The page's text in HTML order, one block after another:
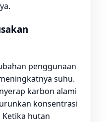
penggunaan
suhu.
karbon alami
konsentrasi
Ketika hutan